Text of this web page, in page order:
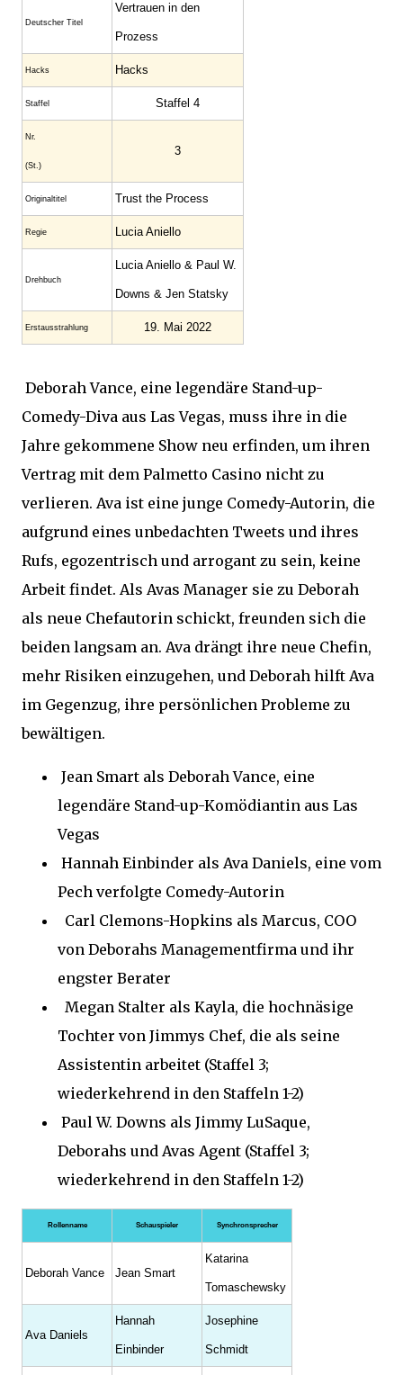
Deutscher Titel
Vertrauen in den
Prozess
Hacks Hacks
Staffel Staffel 4
Nr.
(St.)
3
Original­titel Trust the Process
Regie Lucia Aniello
Drehbuch
Lucia Aniello & Paul W.
Downs & Jen Statsky
Erstaus­strahlung 19. Mai 2022
Deborah Vance, eine legendäre Stand-up-
Comedy-Diva aus Las Vegas, muss ihre in die
Jahre gekommene Show neu erfinden, um ihren
Vertrag mit dem Palmetto Casino nicht zu
verlieren. Ava ist eine junge Comedy-Autorin, die
aufgrund eines unbedachten Tweets und ihres
Rufs, egozentrisch und arrogant zu sein, keine
Arbeit findet. Als Avas Manager sie zu Deborah
als neue Chefautorin schickt, freunden sich die
beiden langsam an. Ava drängt ihre neue Chefin,
mehr Risiken einzugehen, und Deborah hilft Ava
im Gegenzug, ihre persönlichen Probleme zu
bewältigen.
Jean Smart als Deborah Vance, eine
legendäre Stand-up-Komödiantin aus Las
Vegas
Hannah Einbinder als Ava Daniels, eine vom
Pech verfolgte Comedy-Autorin
Carl Clemons-Hopkins als Marcus, COO
von Deborahs Managementfirma und ihr
engster Berater
Megan Stalter als Kayla, die hochnäsige
Tochter von Jimmys Chef, die als seine
Assistentin arbeitet (Staffel 3;
wiederkehrend in den Staffeln 1-2)
Paul W. Downs als Jimmy LuSaque,
Deborahs und Avas Agent (Staffel 3;
wiederkehrend in den Staffeln 1-2)
Rollenname Schauspieler Synchronsprecher
Deborah Vance Jean Smart
Katarina
Tomaschewsky
Ava Daniels
Hannah
Einbinder
Josephine
Schmidt